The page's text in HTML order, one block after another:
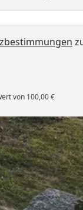
von 100,00 €